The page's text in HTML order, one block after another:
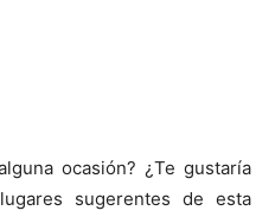
ocasión? ¿Te gustaría
sugerentes de esta